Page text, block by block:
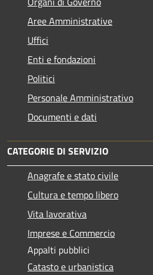
Aree Amministrative
Uffici
Enti e fondazioni
Politici
Personale Amministrativo
Documenti e dati
CATEGORIE DI SERVIZIO
Anagrafe e stato civile
Cultura e tempo libero
Vita lavorativa
Imprese e Commercio
Appalti pubblici
Catasto e urbanistica